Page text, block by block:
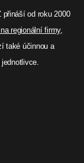
od roku 2000
regionální firmy,
také účinnou a